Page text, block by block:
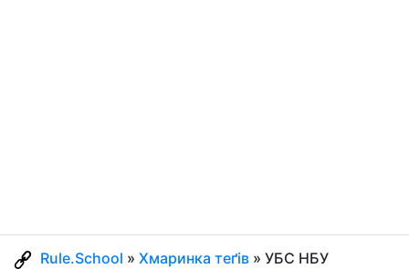
Rule.School » Хмаринка теґів » УБС НБУ